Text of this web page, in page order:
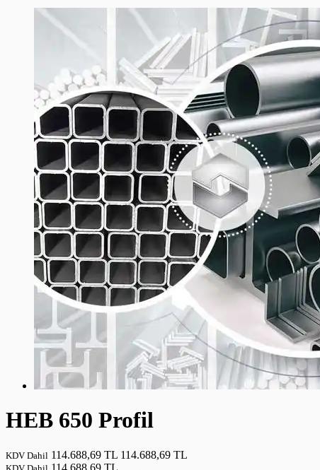
HEB 650 Profil
KDV Dahil 114.688,69 TL 114.688,69 TL
114.688,69 TL